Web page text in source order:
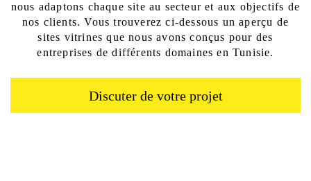
nous adaptons chaque site au secteur et aux objectifs de
nos clients. Vous trouverez ci-dessous un aperçu de
sites vitrines que nous avons conçus pour des
entreprises de différents domaines en Tunisie.
Discuter de votre projet